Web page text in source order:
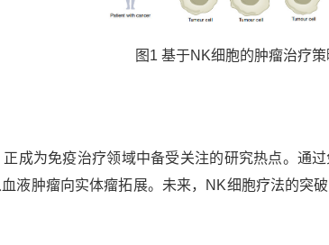
图 1 基于N K细胞的肿瘤治疗策
成为免疫治疗领域中备受关注的研究热点。通过
液肿瘤向实体瘤拓展。未来， NK细胞疗法的突